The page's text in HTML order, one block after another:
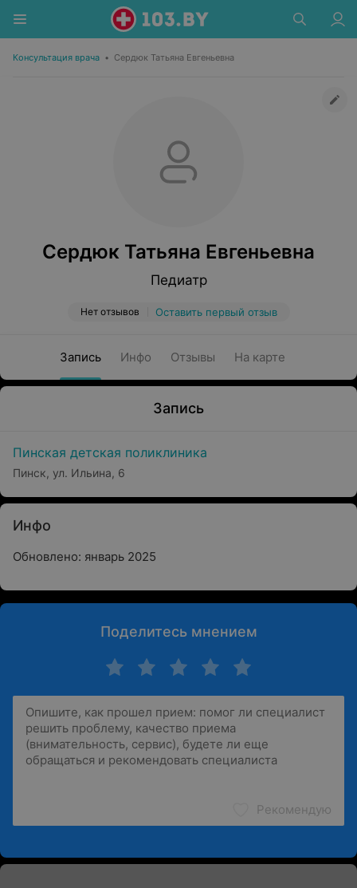
Консультация врача • Сердюк Татьяна Евгеньевна
Сердюк Татьяна Евгеньевна
Педиатр
Нет отзывов Оставить первый отзыв
Запись Инфо Отзывы На карте
Запись
Пинская детская поликлиника
Пинск, ул. Ильина, 6
Инфо
Обновлено: январь 2025
Поделитесь мнением
Рекомендую